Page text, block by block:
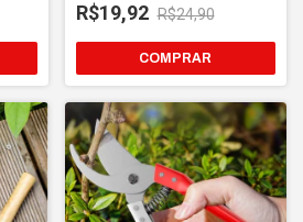
R$19,92 R$24,90
COMPRAR